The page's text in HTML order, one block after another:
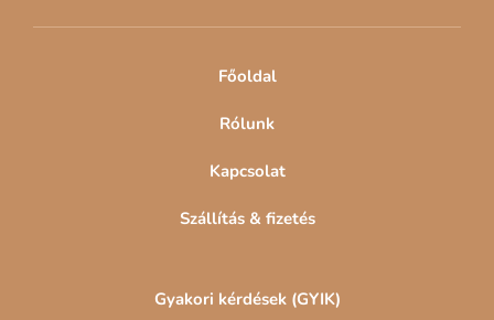
Főoldal
Rólunk
Kapcsolat
Szállítás & fizetés
Gyakori kérdések (GYIK)